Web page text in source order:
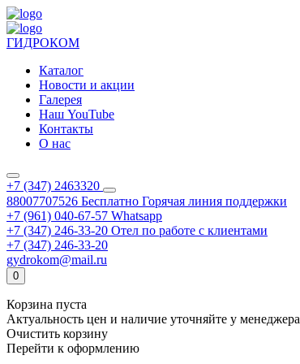
ГИДРОКОМ
Каталог
Новости и акции
Галерея
Наш YouTube
Контакты
О нас
+7 (347) 2463320
88007707526 Бесплатно Горячая линия поддержки
+7 (961) 040-67-57 Whatsapp
+7 (347) 246-33-20 Отел по работе с клиентами
+7 (347) 246-33-20
gydrokom@mail.ru
0
Корзина пуста
Актуальность цен и наличие уточняйте у менеджера
Очистить корзину
Перейти к оформлению